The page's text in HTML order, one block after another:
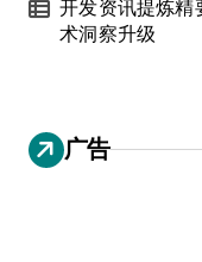
开发资讯提炼精
术洞察升级
广告